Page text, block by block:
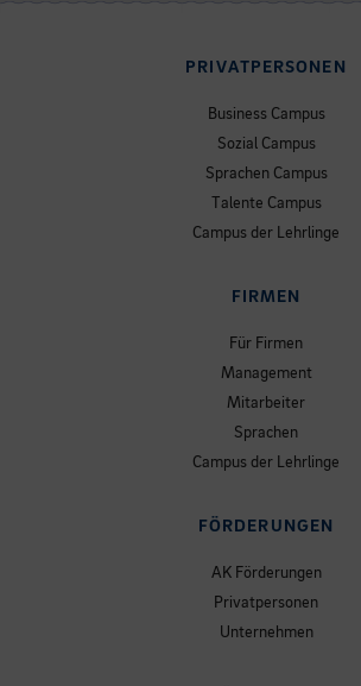
PRIVATPERSONEN
Business Campus
Sozial Campus
Sprachen Campus
Talente Campus
Campus der Lehrlinge
FIRMEN
Für Firmen
Management
Mitarbeiter
Sprachen
Campus der Lehrlinge
FÖRDERUNGEN
AK Förderungen
Privatpersonen
Unternehmen